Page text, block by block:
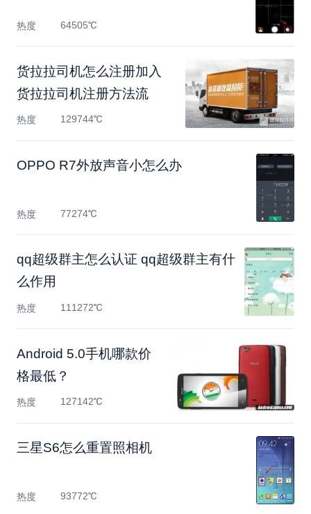
热度 64505℃
货拉拉司机怎么注册加入
货拉拉司机注册方法流
热度 129744℃
OPPO R7外放声音小怎么办
热度 77274℃
qq超级群主怎么认证 qq超级群主有什
么作用
热度 111272℃
Android 5.0手机哪款价
格最低？
热度 127142℃
三星S6怎么重置照相机
热度 93772℃